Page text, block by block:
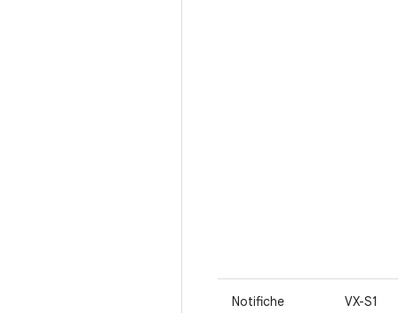
Notifiche VX-S1